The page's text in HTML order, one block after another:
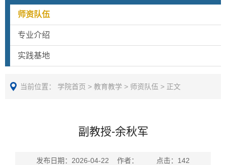
师资队伍
专业介绍
实践基地
当前位置： 学院首页 > 教育教学 > 师资队伍 > 正文
副教授-余秋军
发布日期：2026-04-22 作者： 点击： 142